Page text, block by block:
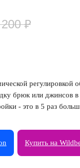
₽
регулировкой
брюк или джинсов
- это в 5 раз
Купить на